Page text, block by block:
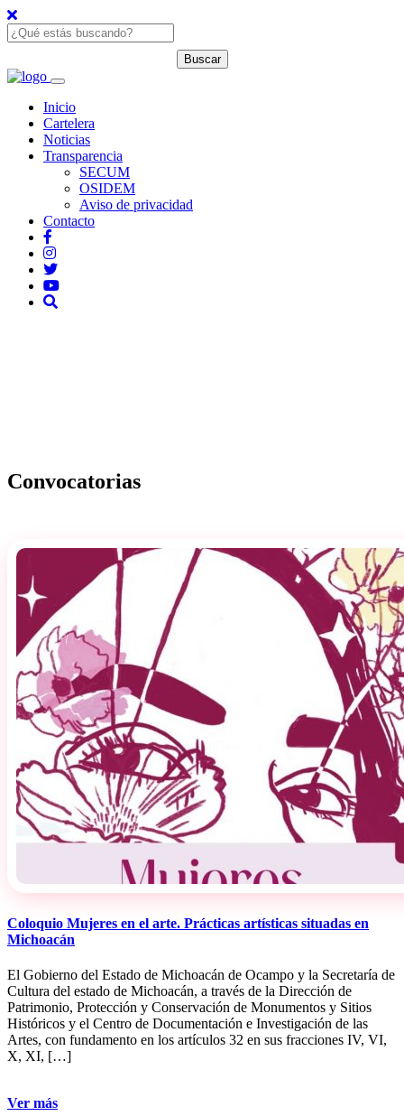
Inicio
Cartelera
Noticias
Transparencia
SECUM
OSIDEM
Aviso de privacidad
Contacto
Convocatorias
Coloquio Mujeres en el arte. Prácticas artísticas situadas en
Michoacán
El Gobierno del Estado de Michoacán de Ocampo y la Secretaría de
Cultura del estado de Michoacán, a través de la Dirección de
Patrimonio, Protección y Conservación de Monumentos y Sitios
Históricos y el Centro de Documentación e Investigación de las
Artes, con fundamento en los artículos 32 en sus fracciones IV, VI,
X, XI, […]
Ver más